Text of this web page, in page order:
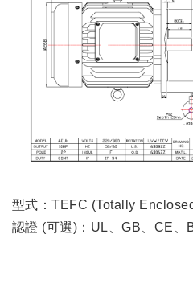
型式：TEFC (Totally
認證 (可選)：UL、GB、CE、